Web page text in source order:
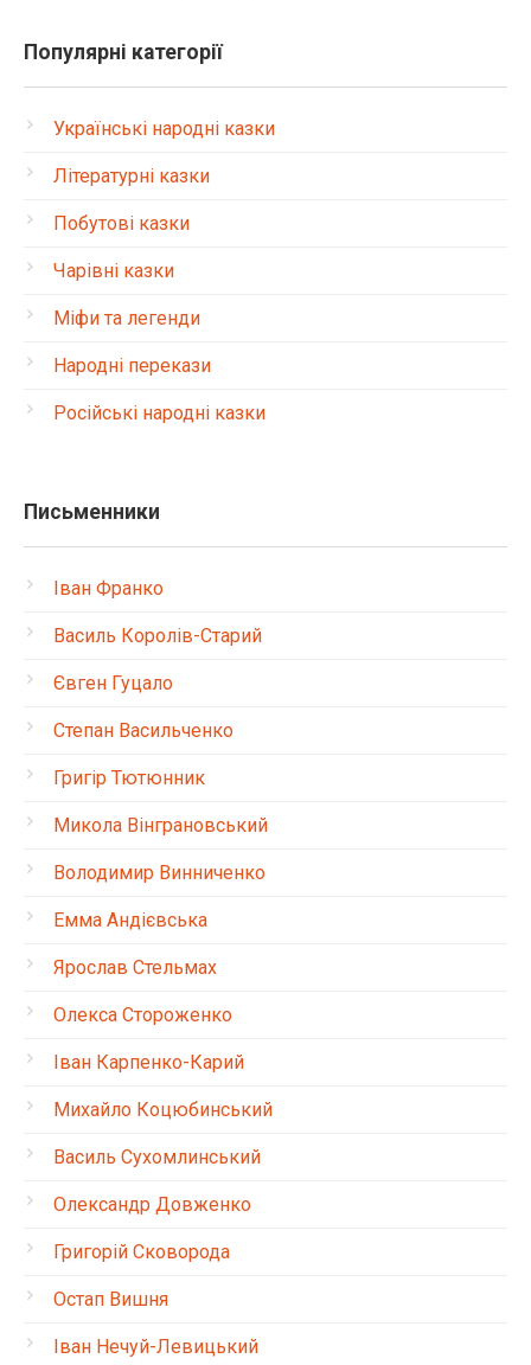
Популярні категорії
Українські народні казки
Літературні казки
Побутові казки
Чарівні казки
Міфи та легенди
Народні перекази
Російські народні казки
Письменники
Іван Франко
Василь Королів-Старий
Євген Гуцало
Степан Васильченко
Григір Тютюнник
Микола Вінграновський
Володимир Винниченко
Емма Андієвська
Ярослав Стельмах
Олекса Стороженко
Іван Карпенко-Карий
Михайло Коцюбинський
Василь Сухомлинський
Олександр Довженко
Григорій Сковорода
Остап Вишня
Іван Нечуй-Левицький